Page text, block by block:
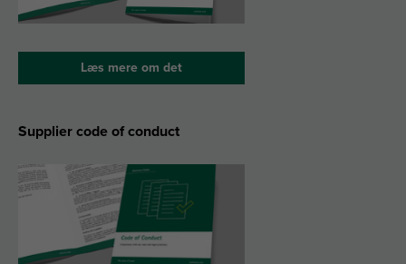
Læs mere om det
Supplier code of conduct